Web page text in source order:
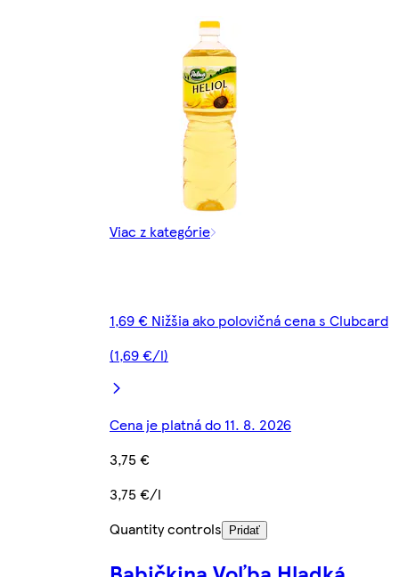
Viac z kategórie
1,69 € Nižšia ako polovičná cena s Clubcard
(1,69 €/l)
Cena je platná do 11. 8. 2026
3,75 €
3,75 €/l
Quantity controls
Pridať